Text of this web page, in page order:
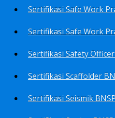
Sertifikasi Safety
Sertifikasi Scaffolder
Sertifikasi Seismik BNSP